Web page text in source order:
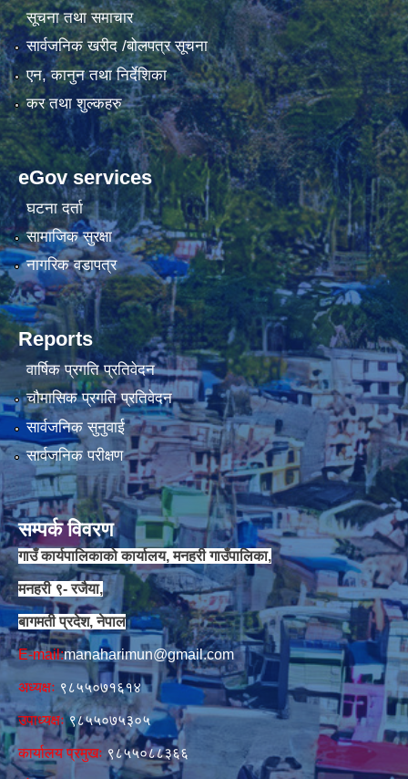
सूचना तथा समाचार
सार्वजनिक खरीद /बोलपत्र सूचना
एन, कानुन तथा निर्देशिका
कर तथा शुल्कहरु
eGov services
घटना दर्ता
सामाजिक सुरक्षा
नागरिक वडापत्र
Reports
वार्षिक प्रगति प्रतिवेदन
चौमासिक प्रगति प्रतिवेदन
सार्वजनिक सुनुवाई
सार्वजनिक परीक्षण
सम्पर्क विवरण
गाउँ कार्यपालिकाको कार्यालय, मनहरी गाउँपालिका,
मनहरी ९- रजैया,
बागमती प्रदेश, नेपाल
E-mail:manaharimun@gmail.com
अध्यक्षः ९८५५०७१६१४
उपाध्यक्षः९८५५०७५३०५
कार्यालय प्रमुखः ९८५५०८८३६६